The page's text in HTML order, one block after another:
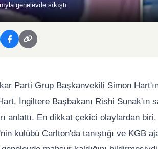
genelevde sıkıştı
Parti Grup Başkanvekili Simon
İngiltere Başbakanı Rishi Sunak'ın
anlattı. En dikkat çekici olaylardan
kulübü Carlton'da tanıştığı ve KGB